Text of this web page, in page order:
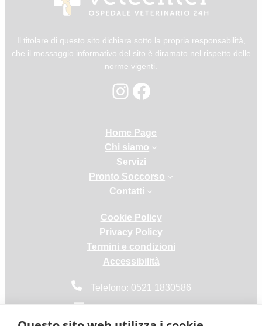
Il titolare di questo sito dichiara sotto la propria responsabilità,
che il messaggio informativo del sito è diramato nel rispetto delle
norme vigenti.
Instagram
Facebook
Home Page
Chi siamo
Servizi
Pronto Soccorso
Contatti
Cookie Policy
Privacy Policy
Termini e condizioni
Accessibilità
Telefono: 0521 1830586